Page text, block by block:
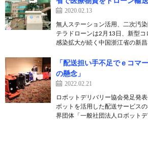
2020.02.13
無人ステーション活用、二次汚
テラドローンは2月13日、新型
感染拡大が続く中国浙江省の新
「配送担い手不足でｅコマ
の懸念」
2022.02.21
ロボットデリバリー協会発足発
ボットを活用した配送サービス
界団体「一般社団法人ロボット